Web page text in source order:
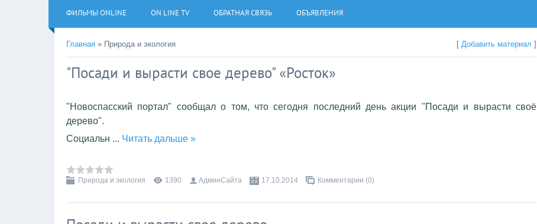
ФИЛЬМЫ ОNLINE ON LINE TV ОБРАТНАЯ СВЯЗЬ ОБЪЯВЛЕНИЯ
Главная » Природа и экология [Добавить материал ]
"Посади и вырасти свое дерево" «Росток»
"Новоспасский портал" сообщал о том, что сегодня последний день акции "Посади и вырасти своё
дерево".
Социальн ... Читать дальше »
Природа и экология 1390 АдминСайта 17.10.2014 Комментарии (0)